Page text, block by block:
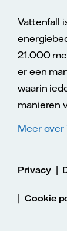
Vattenfall
21.000
er een
waarin
manieren
Meer over
Privacy|
| Cookie